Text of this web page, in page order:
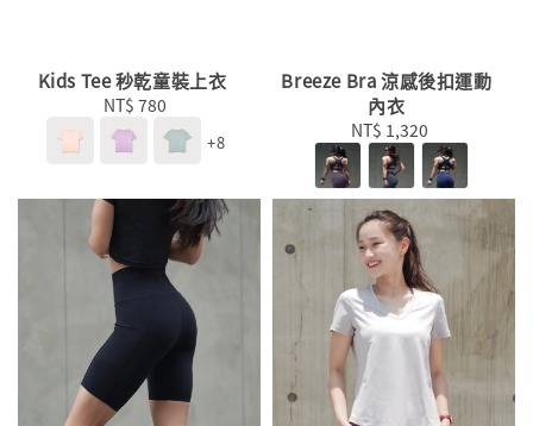
Kids Tee 秒乾童裝上衣
Regular
price
NT$ 780
+8
Breeze Bra 涼感後扣運動
內衣
Regular
price
NT$ 1,320